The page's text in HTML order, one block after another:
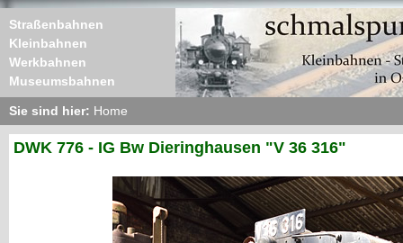
Straßenbahnen
Kleinbahnen
Werkbahnen
Museumsbahnen
Sie sind hier: Home
DWK 776 - IG Bw Dieringhausen "V 36 316"